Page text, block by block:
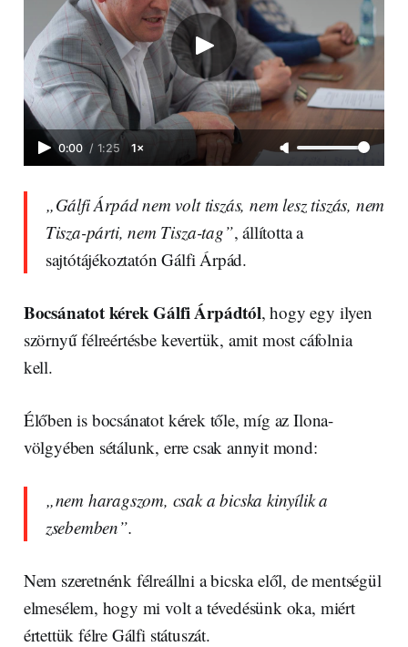
0:00 / 1:25 1×
„Gálfi Árpád nem volt tiszás, nem lesz tiszás, nem
Tisza-párti, nem Tisza-tag”, állította a
sajtótájékoztatón Gálfi Árpád.
Bocsánatot kérek Gálfi Árpádtól, hogy egy ilyen
szörnyű félreértésbe kevertük, amit most cáfolnia
kell.
Élőben is bocsánatot kérek tőle, míg az Ilona-
völgyében sétálunk, erre csak annyit mond:
„nem haragszom, csak a bicska kinyílik a
zsebemben”.
Nem szeretnénk félreállni a bicska elől, de mentségül
elmesélem, hogy mi volt a tévedésünk oka, miért
értettük félre Gálfi státuszát.